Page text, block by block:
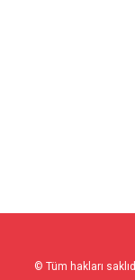
© Tüm hakları